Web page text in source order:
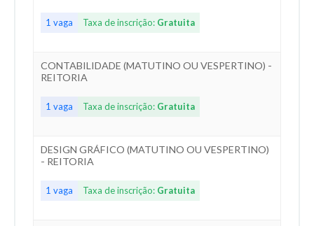
1 vaga Taxa de inscrição: Gratuita
CONTABILIDADE (MATUTINO OU VESPERTINO) -
REITORIA
1 vaga Taxa de inscrição: Gratuita
DESIGN GRÁFICO (MATUTINO OU VESPERTINO)
- REITORIA
1 vaga Taxa de inscrição: Gratuita